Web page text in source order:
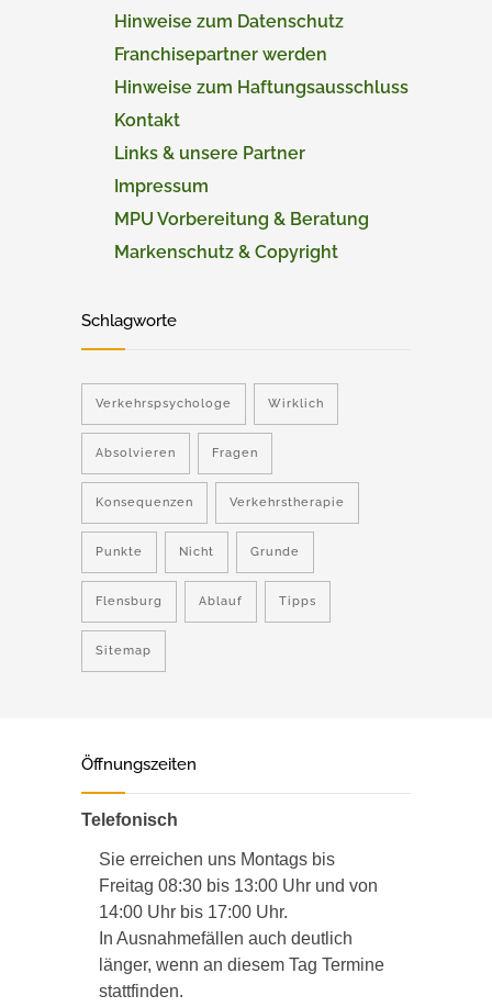
Hinweise zum Datenschutz
Franchisepartner werden
Hinweise zum Haftungsausschluss
Kontakt
Links & unsere Partner
Impressum
MPU Vorbereitung & Beratung
Markenschutz & Copyright
Schlagworte
Verkehrspsychologe Wirklich
Absolvieren Fragen
Konsequenzen Verkehrstherapie
Punkte Nicht Grunde
Flensburg Ablauf Tipps
Sitemap
Öffnungszeiten
Telefonisch
Sie erreichen uns Montags bis
Freitag 08:30 bis 13:00 Uhr und von
14:00 Uhr bis 17:00 Uhr.
In Ausnahmefällen auch deutlich
länger, wenn an diesem Tag Termine
stattfinden.